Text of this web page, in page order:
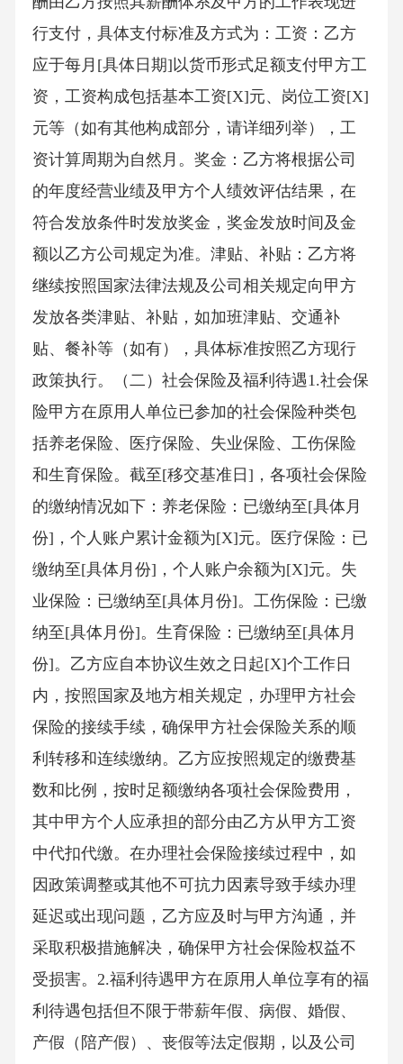
行支付，具体支付标准及方式为：工资：乙方
应于每月[具体日期]以货币形式足额支付甲方工
资，工资构成包括基本工资[X]元、岗位工资[X]
元等（如有其他构成部分，请详细列举），工
资计算周期为自然月。奖金：乙方将根据公司
的年度经营业绩及甲方个人绩效评估结果，在
符合发放条件时发放奖金，奖金发放时间及金
额以乙方公司规定为准。津贴、补贴：乙方将
继续按照国家法律法规及公司相关规定向甲方
发放各类津贴、补贴，如加班津贴、交通补
贴、餐补等（如有），具体标准按照乙方现行
政策执行。（二）社会保险及福利待遇1.社会保
险甲方在原用人单位已参加的社会保险种类包
括养老保险、医疗保险、失业保险、工伤保险
和生育保险。截至[移交基准日]，各项社会保险
的缴纳情况如下：养老保险：已缴纳至[具体月
份]，个人账户累计金额为[X]元。医疗保险：已
缴纳至[具体月份]，个人账户余额为[X]元。失
业保险：已缴纳至[具体月份]。工伤保险：已缴
纳至[具体月份]。生育保险：已缴纳至[具体月
份]。乙方应自本协议生效之日起[X]个工作日
内，按照国家及地方相关规定，办理甲方社会
保险的接续手续，确保甲方社会保险关系的顺
利转移和连续缴纳。乙方应按照规定的缴费基
数和比例，按时足额缴纳各项社会保险费用，
其中甲方个人应承担的部分由乙方从甲方工资
中代扣代缴。在办理社会保险接续过程中，如
因政策调整或其他不可抗力因素导致手续办理
延迟或出现问题，乙方应及时与甲方沟通，并
采取积极措施解决，确保甲方社会保险权益不
受损害。2.福利待遇甲方在原用人单位享有的福
利待遇包括但不限于带薪年假、病假、婚假、
产假（陪产假）、丧假等法定假期，以及公司